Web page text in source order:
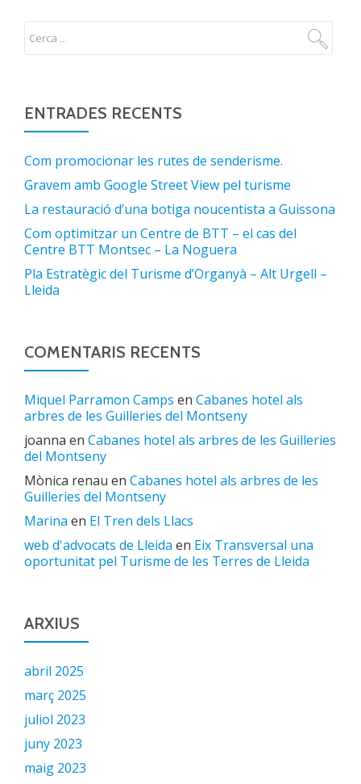
ENTRADES RECENTS
Com promocionar les rutes de senderisme.
Gravem amb Google Street View pel turisme
La restauració d’una botiga noucentista a Guissona
Com optimitzar un Centre de BTT – el cas del
Centre BTT Montsec – La Noguera
Pla Estratègic del Turisme d’Organyà – Alt Urgell –
Lleida
COMENTARIS RECENTS
Miquel Parramon Camps en Cabanes hotel als
arbres de les Guilleries del Montseny
joanna en Cabanes hotel als arbres de les Guilleries
del Montseny
Mònica renau en Cabanes hotel als arbres de les
Guilleries del Montseny
Marina en El Tren dels Llacs
web d'advocats de Lleida en Eix Transversal una
oportunitat pel Turisme de les Terres de Lleida
ARXIUS
abril 2025
març 2025
juliol 2023
juny 2023
maig 2023